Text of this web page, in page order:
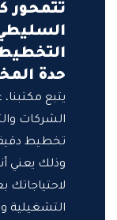
تتمحور
حدة
يتبع
الشركات
تخطيط
وذلك يعني
لاحتياجاتك
التشغيلية